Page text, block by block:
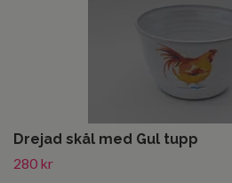
Drejad skål med Gul tupp
280 kr